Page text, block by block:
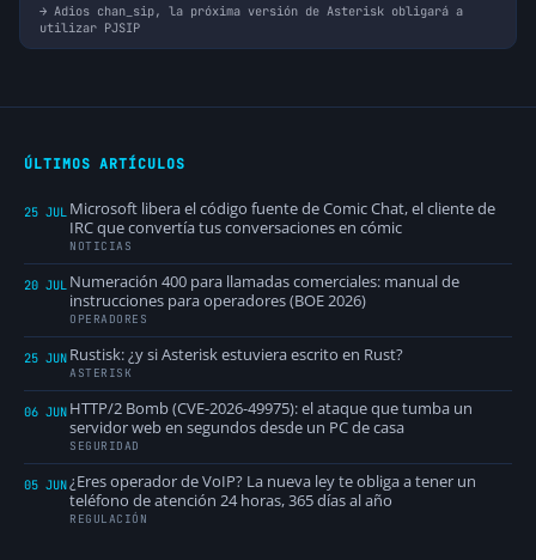
Adios chan_sip, la próxima versión de Asterisk obligará a
utilizar PJSIP
ÚLTIMOS ARTÍCULOS
25 JUL Microsoft libera el código fuente de Comic Chat, el cliente de
IRC que convertía tus conversaciones en cómic
NOTICIAS
20 JUL Numeración 400 para llamadas comerciales: manual de
instrucciones para operadores (BOE 2026)
OPERADORES
25 JUN Rustisk: ¿y si Asterisk estuviera escrito en Rust?
ASTERISK
06 JUN HTTP/2 Bomb (CVE-2026-49975): el ataque que tumba un
servidor web en segundos desde un PC de casa
SEGURIDAD
05 JUN¿Eres operador de VoIP? La nueva ley te obliga a tener un
teléfono de atención 24 horas, 365 días al año
REGULACIÓN